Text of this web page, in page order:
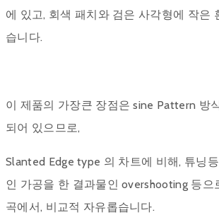
에 있고, 회색 패치와 검은 사각형에 작은
습니다.
이 제품의 가장큰 장점은 sine Pattern 방
되어 있으므로,
Slanted Edge type 의 차트에 비해, 튜닝
인 가공을 한 결과물인 overshooting 등으
곡에서, 비교적 자유롭습니다.